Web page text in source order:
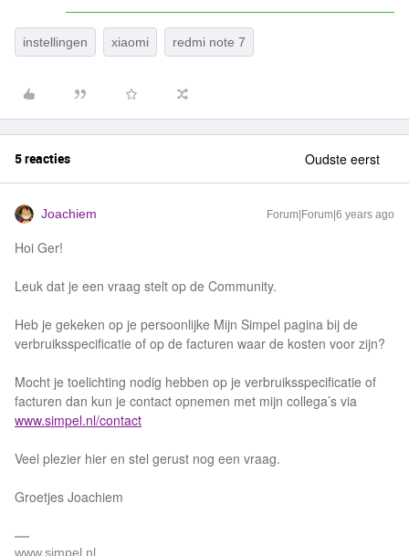
instellingen xiaomi redmi note 7
5 reacties Oudste eerst
Joachiem Forum|Forum|6 years ago
Hoi Ger!
Leuk dat je een vraag stelt op de Community.
Heb je gekeken op je persoonlijke Mijn Simpel pagina bij de
verbruiksspecificatie of op de facturen waar de kosten voor zijn?
Mocht je toelichting nodig hebben op je verbruiksspecificatie of
facturen dan kun je contact opnemen met mijn collega’s via
www.simpel.nl/contact
Veel plezier hier en stel gerust nog een vraag.
Groetjes Joachiem
www.simpel.nl